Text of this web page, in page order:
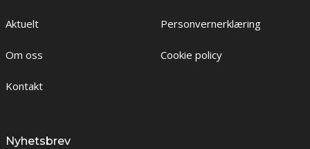
Aktuelt
Om oss
Kontakt
Personvernerklæring
Cookie policy
Nyhetsbrev